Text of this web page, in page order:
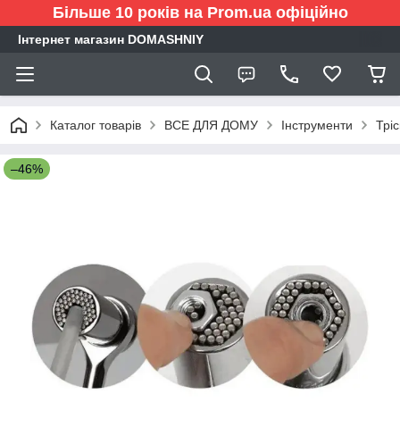
Більше 10 років на Prom.ua офіційно
Інтернет магазин DOMASHNIY
Каталог товарів ВСЕ ДЛЯ ДОМУ Інструменти
–46%